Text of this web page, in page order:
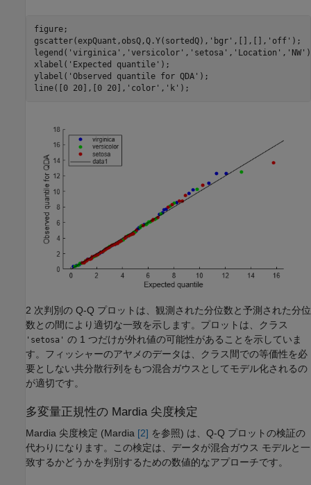
figure;
gscatter(expQuant,obsQ,Q.Y(sortedQ), 'bgr' ,[],[], 'off' );
legend( 'virginica' , 'versicolor' , 'setosa' , 'Location' , 'NW'
xlabel( 'Expected quantile' );
ylabel( 'Observed quantile for QDA' );
line([0 20],[0 20], 'color' , 'k' );
2 次判別の Q-Q プロットは、観測された分位数と予測された分位
数との間により適切な一致を示します。プロットは、クラス
'setosa' の 1 つだけが外れ値の可能性があることを示していま
す。フィッシャーのアヤメのデータは、クラス間での等価性を必
要としない共分散行列をもつ混合ガウスとしてモデル化されるの
が適切です。
多変量正規性の Mardia 尖度検定
Mardia 尖度検定 (Mardia [2] を参照) は、Q-Q プロットの検証の
代わりになります。この検定は、データが混合ガウス モデルと一
致するかどうかを判別するための数値的なアプローチです。